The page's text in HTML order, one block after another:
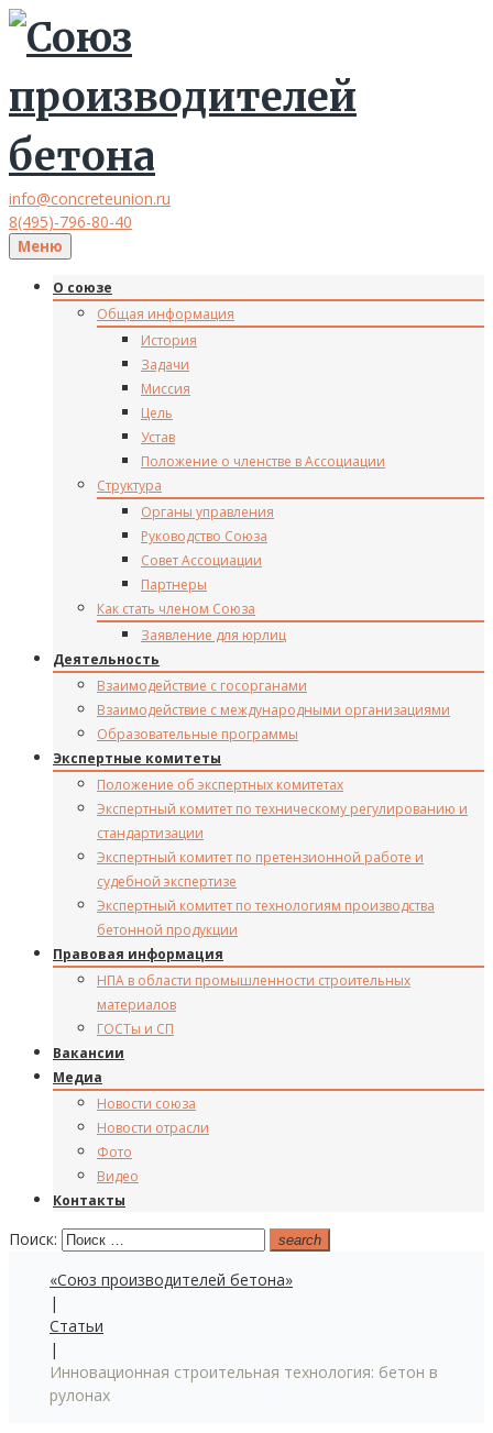
info@concreteunion.ru
8(495)-796-80-40
Меню
О союзе
Общая информация
История
Задачи
Миссия
Цель
Устав
Положение о членстве в Ассоциации
Структура
Органы управления
Руководство Союза
Совет Ассоциации
Партнеры
Как стать членом Союза
Заявление для юрлиц
Деятельность
Взаимодействие с госорганами
Взаимодействие с международными организациями
Образовательные программы
Экспертные комитеты
Положение об экспертных комитетах
Экспертный комитет по техническому регулированию и
стандартизации
Экспертный комитет по претензионной работе и
судебной экспертизе
Экспертный комитет по технологиям производства
бетонной продукции
Правовая информация
НПА в области промышленности строительных
материалов
ГОСТы и СП
Вакансии
Медиа
Новости союза
Новости отрасли
Фото
Видео
Контакты
Поиск: search
«Союз производителей бетона»
|
Статьи
|
Инновационная строительная технология: бетон в
рулонах